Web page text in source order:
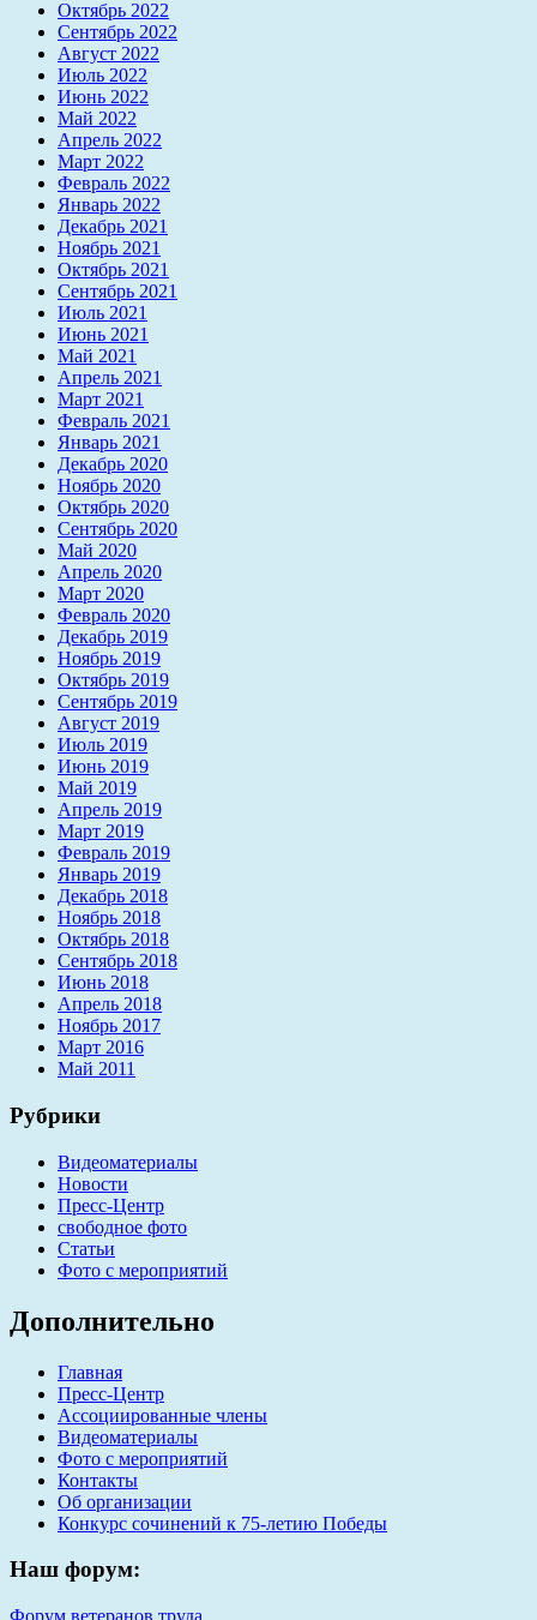
Октябрь 2022
Сентябрь 2022
Август 2022
Июль 2022
Июнь 2022
Май 2022
Апрель 2022
Март 2022
Февраль 2022
Январь 2022
Декабрь 2021
Ноябрь 2021
Октябрь 2021
Сентябрь 2021
Июль 2021
Июнь 2021
Май 2021
Апрель 2021
Март 2021
Февраль 2021
Январь 2021
Декабрь 2020
Ноябрь 2020
Октябрь 2020
Сентябрь 2020
Май 2020
Апрель 2020
Март 2020
Февраль 2020
Декабрь 2019
Ноябрь 2019
Октябрь 2019
Сентябрь 2019
Август 2019
Июль 2019
Июнь 2019
Май 2019
Апрель 2019
Март 2019
Февраль 2019
Январь 2019
Декабрь 2018
Ноябрь 2018
Октябрь 2018
Сентябрь 2018
Июнь 2018
Апрель 2018
Ноябрь 2017
Март 2016
Май 2011
Рубрики
Видеоматериалы
Новости
Пресс-Центр
свободное фото
Статьи
Фото c мероприятий
Дополнительно
Главная
Пресс-Центр
Ассоциированные члены
Видеоматериалы
Фото c мероприятий
Контакты
Об организации
Конкурс сочинений к 75-летию Победы
Наш форум: